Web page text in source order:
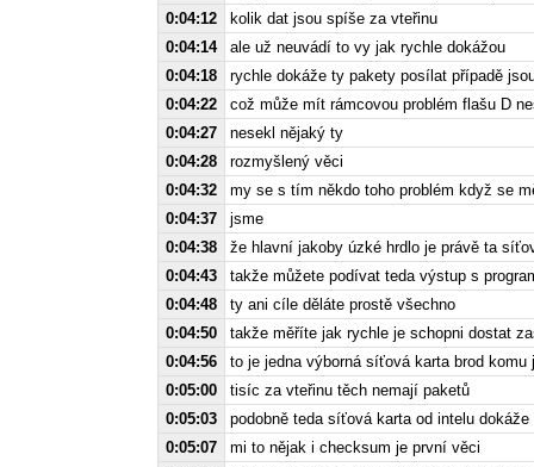
0:04:12
kolik dat jsou spíše za vteřinu
0:04:14
ale už neuvádí to vy jak rychle dokážou
0:04:18
rychle dokáže ty pakety posílat případě
0:04:22
což může mít rámcovou problém flašu D
0:04:27
nesekl nějaký ty
0:04:28
rozmyšlený věci
0:04:32
my se s tím někdo toho problém když se
0:04:37
jsme
0:04:38
že hlavní jakoby úzké hrdlo je právě ta
0:04:43
takže můžete podívat teda výstup s
0:04:48
ty ani cíle děláte prostě všechno
0:04:50
takže měříte jak rychle je schopni dostat
0:04:56
to je jedna výborná síťová karta brod
0:05:00
tisíc za vteřinu těch nemají paketů
0:05:03
podobně teda síťová karta od intelu
0:05:07
mi to nějak i checksum je první věci